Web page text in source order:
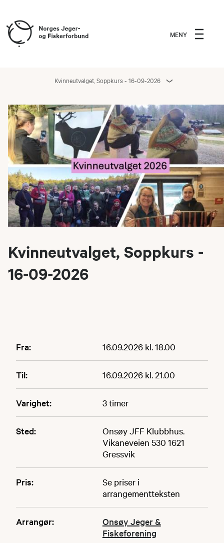
MENY
Kvinneutvalget, Soppkurs - 16-09-2026
Kvinneutvalget, Soppkurs -
16-09-2026
Fra: 16.09.2026 kl. 18.00
Til: 16.09.2026 kl. 21.00
Varighet: 3 timer
Sted:
Onsøy JFF Klubbhus.
Vikaneveien 530 1621
Gressvik
Pris:
Se priser i
arrangementteksten
Arrangør:
Onsøy Jeger &
Fiskeforening